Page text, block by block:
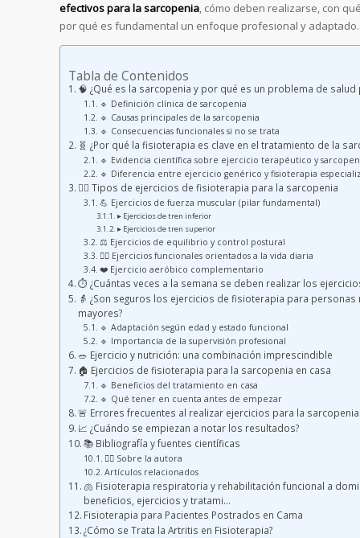
efectivos para la sarcopenia, cómo deben realizarse, con
por qué es fundamental un enfoque profesional y adaptado.
Tabla de Contenidos
🧠 ¿Qué es la sarcopenia y por qué es un problema de salud
🔹 Definición clínica de sarcopenia
🔹 Causas principales de la sarcopenia
🔹 Consecuencias funcionales si no se trata
🧬 ¿Por qué la fisioterapia es clave en el tratamiento de la
🔹 Evidencia científica sobre ejercicio terapéutico y
🔹 Diferencia entre ejercicio genérico y fisioterapia
🏃‍♂️ Tipos de ejercicios de fisioterapia para la sarcopenia
💪 Ejercicios de fuerza muscular (pilar fundamental)
▸ Ejercicios de tren inferior
▸ Ejercicios de tren superior
⚖️ Ejercicios de equilibrio y control postural
🚶‍♀️ Ejercicios funcionales orientados a la vida diaria
❤️ Ejercicio aeróbico complementario
⏱️ ¿Cuántas veces a la semana se deben realizar los
👵 ¿Son seguros los ejercicios de fisioterapia para personas
mayores?
🔹 Adaptación según edad y estado funcional
🔹 Importancia de la supervisión profesional
🥗 Ejercicio y nutrición: una combinación imprescindible
🏠 Ejercicios de fisioterapia para la sarcopenia en casa
🔹 Beneficios del tratamiento en casa
🔹 Qué tener en cuenta antes de empezar
🚨 Errores frecuentes al realizar ejercicios para la sarcopenia
📈 ¿Cuándo se empiezan a notar los resultados?
📚 Bibliografía y fuentes científicas
👩‍⚕️ Sobre la autora
Artículos relacionados
🫁 Fisioterapia respiratoria y rehabilitación funcional a
beneficios, ejercicios y tratami…
Fisioterapia para Pacientes Postrados en Cama
¿Cómo se Trata la Artritis en Fisioterapia?